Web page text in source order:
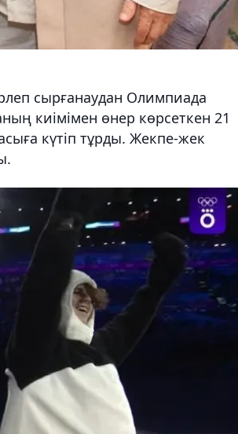
сырғанаудан Олимпиада
киімімен өнер көрсеткен 21
күтіп тұрды. Жекпе-жек